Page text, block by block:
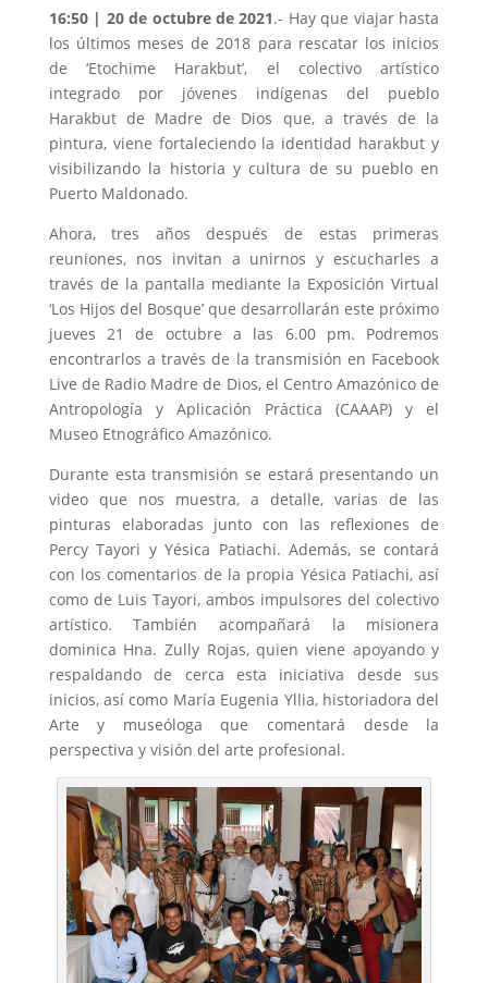
16:50 | 20 de octubre de 2021.- Hay que viajar hasta
los últimos meses de 2018 para rescatar los inicios
de ‘Etochime Harakbut’, el colectivo artístico
integrado por jóvenes indígenas del pueblo
Harakbut de Madre de Dios que, a través de la
pintura, viene fortaleciendo la identidad harakbut y
visibilizando la historia y cultura de su pueblo en
Puerto Maldonado.
Ahora, tres años después de estas primeras
reuniones, nos invitan a unirnos y escucharles a
través de la pantalla mediante la Exposición Virtual
‘Los Hijos del Bosque’ que desarrollarán este próximo
jueves 21 de octubre a las 6.00 pm. Podremos
encontrarlos a través de la transmisión en Facebook
Live de Radio Madre de Dios, el Centro Amazónico de
Antropología y Aplicación Práctica (CAAAP) y el
Museo Etnográfico Amazónico.
Durante esta transmisión se estará presentando un
video que nos muestra, a detalle, varias de las
pinturas elaboradas junto con las reflexiones de
Percy Tayori y Yésica Patiachi. Además, se contará
con los comentarios de la propia Yésica Patiachi, así
como de Luis Tayori, ambos impulsores del colectivo
artístico. También acompañará la misionera
dominica Hna. Zully Rojas, quien viene apoyando y
respaldando de cerca esta iniciativa desde sus
inicios, así como María Eugenia Yllia, historiadora del
Arte y museóloga que comentará desde la
perspectiva y visión del arte profesional.